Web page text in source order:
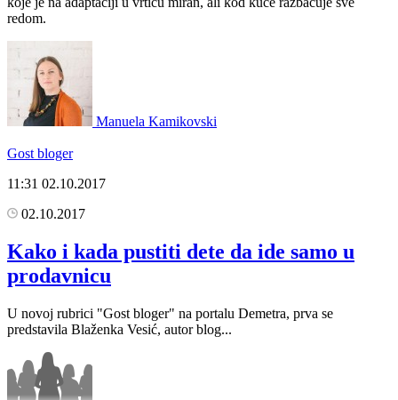
redom.
Manuela Kamikovski
Gost bloger
11:31 02.10.2017
02.10.2017
Kako i kada pustiti dete da ide samo u
prodavnicu
U novoj rubrici "Gost bloger" na portalu Demetra, prva se
predstavila Blaženka Vesić, autor blog...